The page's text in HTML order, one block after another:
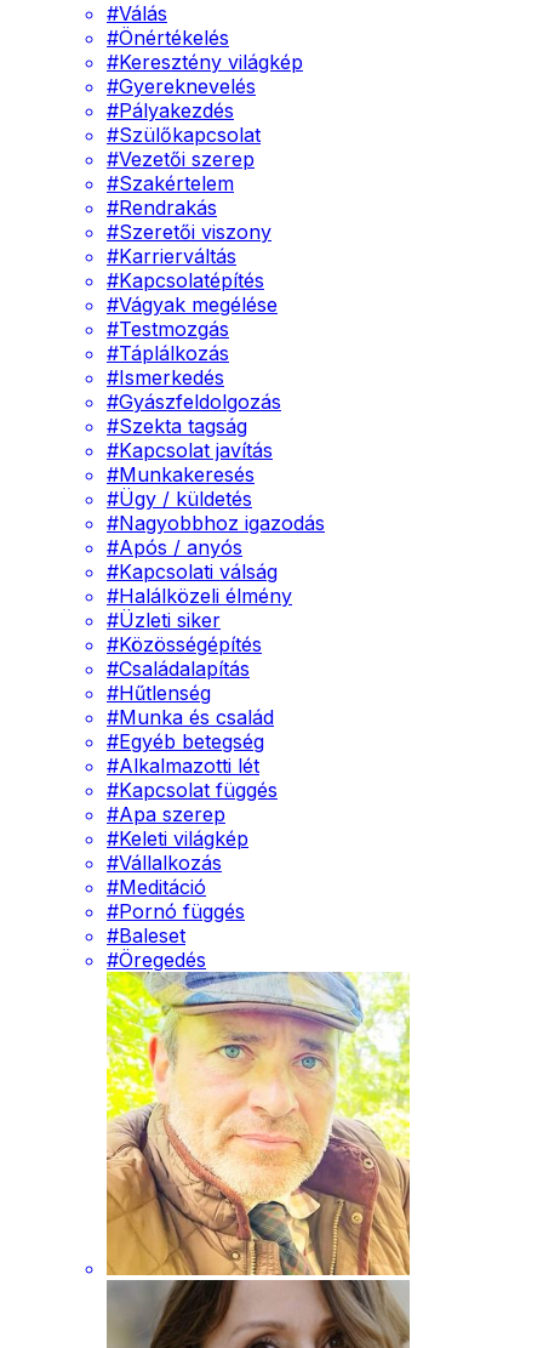
#Válás
#Önértékelés
#Keresztény világkép
#Gyereknevelés
#Pályakezdés
#Szülőkapcsolat
#Vezetői szerep
#Szakértelem
#Rendrakás
#Szeretői viszony
#Karrierváltás
#Kapcsolatépítés
#Vágyak megélése
#Testmozgás
#Táplálkozás
#Ismerkedés
#Gyászfeldolgozás
#Szekta tagság
#Kapcsolat javítás
#Munkakeresés
#Ügy / küldetés
#Nagyobbhoz igazodás
#Após / anyós
#Kapcsolati válság
#Halálközeli élmény
#Üzleti siker
#Közösségépítés
#Családalapítás
#Hűtlenség
#Munka és család
#Egyéb betegség
#Alkalmazotti lét
#Kapcsolat függés
#Apa szerep
#Keleti világkép
#Vállalkozás
#Meditáció
#Pornó függés
#Baleset
#Öregedés